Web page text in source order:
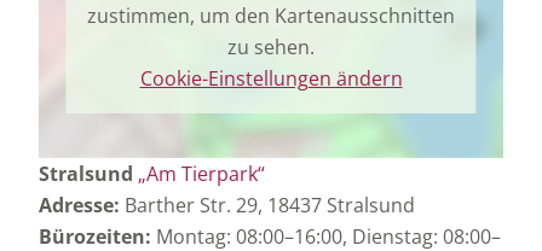
zustimmen, um den Kartenausschnitten
zu sehen.
Cookie-Einstellungen ändern
Stralsund „Am Tierpark“
Adresse: Barther Str. 29, 18437 Stralsund
Bürozeiten: Montag: 08:00–16:00, Dienstag: 08:00–